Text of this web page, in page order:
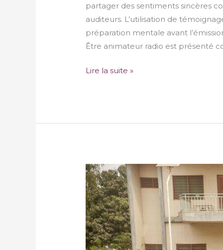
partager des sentiments sincères
auditeurs. L’utilisation de
préparation mentale avant
Être animateur radio est présenté
Lire la suite »
Séminaire
des
acteurs
de
médias
chrétiens